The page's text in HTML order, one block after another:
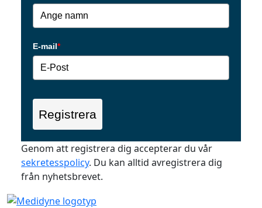
E-mail*
Registrera
Genom att registrera dig accepterar du vår
sekretesspolicy. Du kan alltid avregistrera dig
från nyhetsbrevet.